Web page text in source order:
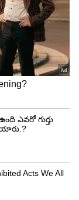
రూ.77.82
ఈల్డ్‌లలో
ఏది
తన